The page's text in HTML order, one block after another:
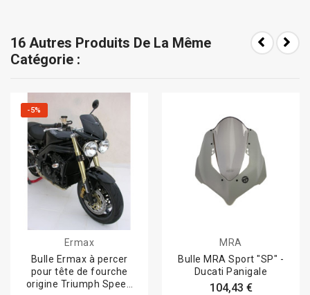
16 Autres Produits De La Même
Catégorie :
-5%
Ermax
Bulle Ermax à percer
pour tête de fourche
origine Triumph Speed
MRA
Bulle MRA Sport "SP" -
Ducati Panigale
104,43 €